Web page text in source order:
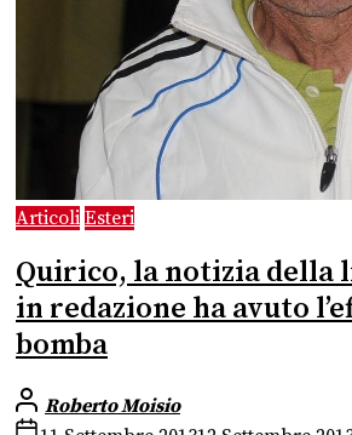
Articoli Esteri
Quirico, la notizia della
in redazione ha avuto
bomba
Roberto Moisio